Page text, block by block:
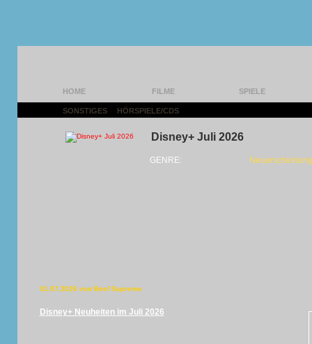
HOME FILME SPIELE
SONSTIGES HÖRSPIELE/CDS
Disney+ Juli 2026
GENRE:
01.07.2026 von Beef Supreme
Disney+ Neuheiten im Juli 2026